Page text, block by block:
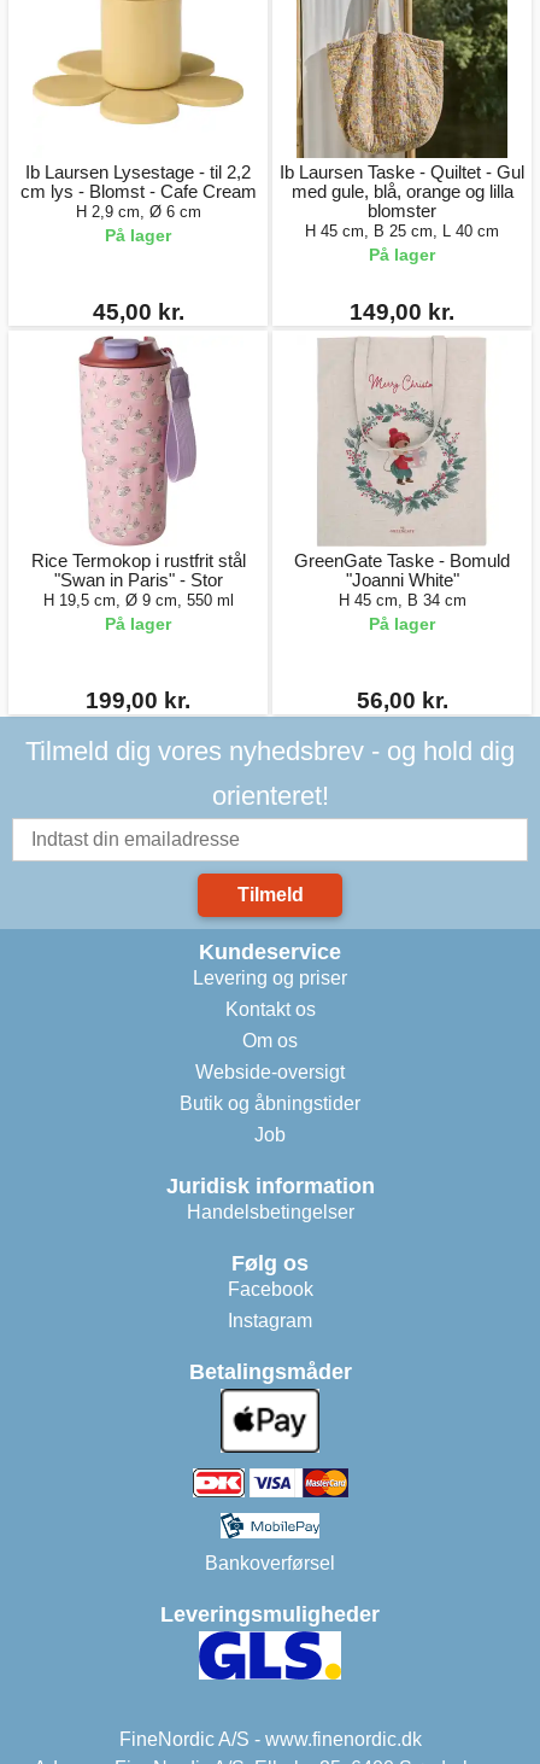
Ib Laursen Lysestage - til 2,2
cm lys - Blomst - Cafe Cream
H 2,9 cm, Ø 6 cm
På lager
45,00 kr.
Ib Laursen Taske - Quiltet - Gul
med gule, blå, orange og lilla
blomster
H 45 cm, B 25 cm, L 40 cm
På lager
149,00 kr.
Rice Termokop i rustfrit stål
"Swan in Paris" - Stor
H 19,5 cm, Ø 9 cm, 550 ml
På lager
199,00 kr.
GreenGate Taske - Bomuld
"Joanni White"
H 45 cm, B 34 cm
På lager
56,00 kr.
Tilmeld dig vores nyhedsbrev - og hold dig
orienteret!
Tilmeld
Kundeservice
Levering og priser
Kontakt os
Om os
Webside-oversigt
Butik og åbningstider
Job
Juridisk information
Handelsbetingelser
Følg os
Facebook
Instagram
Betalingsmåder
Bankoverførsel
Leveringsmuligheder
FineNordic A/S - www.finenordic.dk